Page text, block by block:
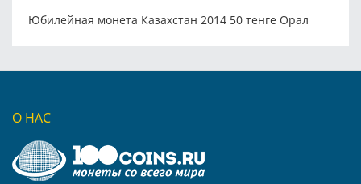
Юбилейная монета Казахстан 2014 50 тенге Орал
О НАС